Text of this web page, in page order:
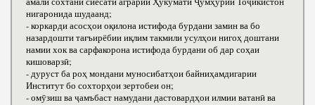
нигаронида шудаанд;
- коркарди асосҳои оқилона истифода бурдани замин ва бо
назардошти тағъирёбии иқлим такмили усулҳои нигоҳ доштани
намии хок ва сарфакорона истифода бурдани об дар соҳаи
кишоварзӣ;
- дуруст ба роҳ мондани муносибатҳои байниҳамдигарии
Институт бо сохторҳои зертобеи он;
- омӯзиш ва ҷамъбаст намудани дастовардҳои илмии ватанӣ ва